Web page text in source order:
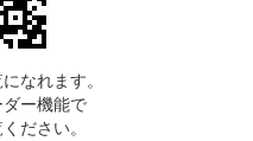
なれます。
ー機能で
ださい。